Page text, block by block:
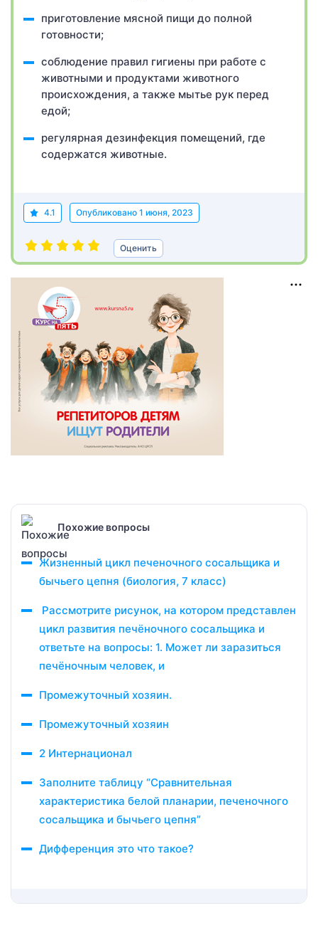
приготовление мясной пищи до полной
готовности;
соблюдение правил гигиены при работе с
животными и продуктами животного
происхождения, а также мытье рук перед
едой;
регулярная дезинфекция помещений, где
содержатся животные.
4.1 Опубликовано 1 июня, 2023
Оценить
Похожие вопросы
Жизненный цикл печеночного сосальщика и
бычьего цепня (биология, 7 класс)
Рассмотрите рисунок, на котором представлен
цикл развития печёночного сосальщика и
ответьте на вопросы: 1. Может ли заразиться
печёночным человек, и
Промежуточный хозяин.
Промежуточный хозяин
2 Интернационал
Заполните таблицу “Сравнительная
характеристика белой планарии, печеночного
сосальщика и бычьего цепня”
Дифференция это что такое?